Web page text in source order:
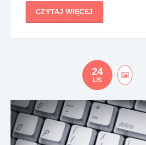
CZYTAJ WIĘCEJ
24
LIS